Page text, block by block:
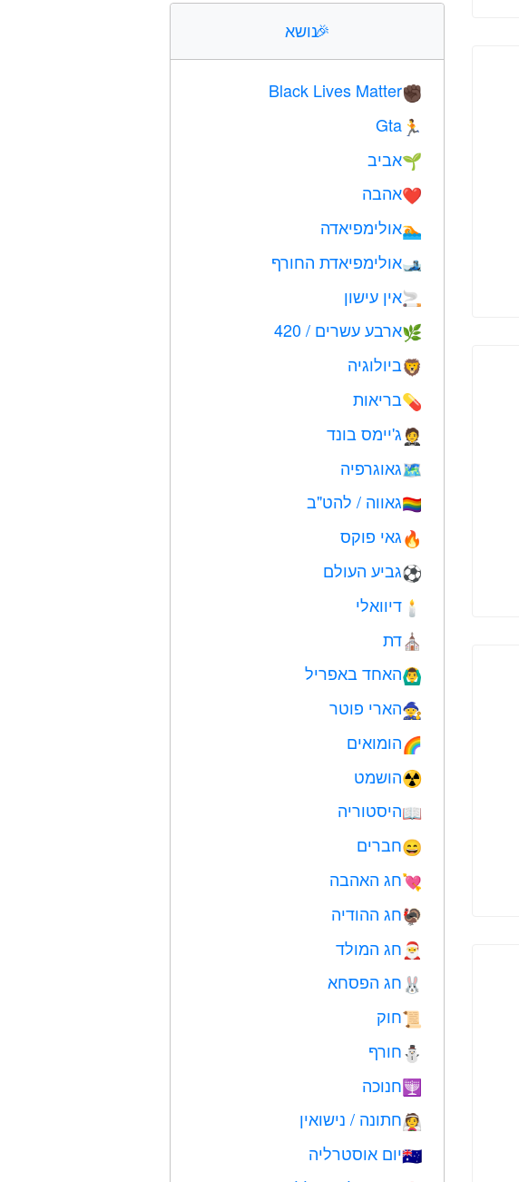
🎉נושא
✊🏿
Black Lives Matter
🏃
Gta
🌱אביב
❤️️אהבה
🏊אולימפיאדה
🎿אולימפיאדת החורף
🚬אין עישון
🌿ארבע עשרים / 420
🦁ביולוגיה
💊בריאות
🤵 ג'יימס בונד
🗺גאוגרפיה
🏳️‍🌈גאווה / להט"ב
🔥גאי פוקס
⚽גביע העולם
🕯 דיוואלי
⛪️דת
🙆‍♂️האחד באפריל
🧙הארי פוטר
🌈הומואים
☢️הושמט
📖היסטוריה
😄חברים
💘חג האהבה
🦃חג ההודיה
🎅 חג המולד
🐰 חג הפסחא
📜חוק
⛄חורף
🕎חנוכה
👰חתונה / נישואין
🇦🇺יום אוסטרליה